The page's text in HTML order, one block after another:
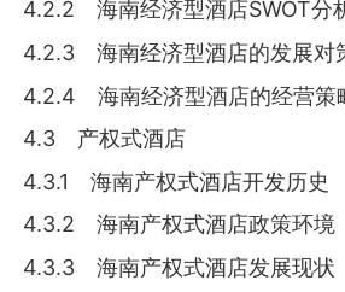
4.2.2 海南经济型酒店SWOT分
4.2.3 海南经济型酒店的发展对
4.2.4 海南经济型酒店的经营策
4.3 产权式酒店
4.3.1 海南产权式酒店开发历史
4.3.2 海南产权式酒店政策环境
4.3.3 海南产权式酒店发展现状